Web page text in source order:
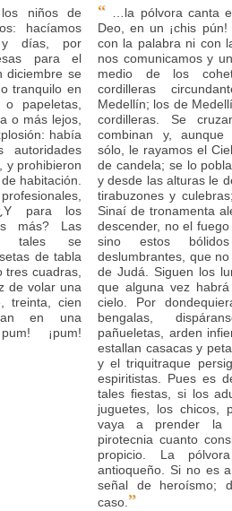
niños de
hacíamos
y días, por
para el
diciembre se
tranquilo en
papeletas,
o más lejos,
había
y prohibieron
habitación.
para los
más? Las
tales se
de tabla
cuadras,
de volar una
treinta, cien
en una
¡pum!
“
…la pólvora canta
Deo, en un ¡chis
con la palabra ni con
nos comunicamos y
medio de los
cordilleras
Medellín; los de
cordilleras. Se
combinan y,
sólo, le rayamos el
de candela; se lo
y desde las alturas le
tirabuzones y
Sinaí de tronamenta
descender, no el
sino estos
deslumbrantes, que
de Judá. Siguen los
que alguna vez
cielo. Por
bengalas,
pañueletas, arden
estallan casacas y
y el triquitraque
espiritistas. Pues es
tales fiestas, si los
juguetes, los chicos,
vaya a prender la
pirotecnia cuanto
propicio. La
antioqueño. Si no es
señal de heroísmo;
caso. ”